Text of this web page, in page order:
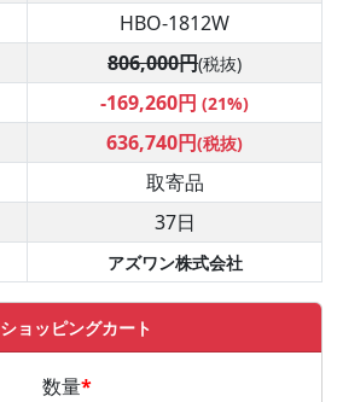
HBO-1812W
806,000円(税抜)
-169,260円 (21%)
636,740円(税抜)
取寄品
37日
アズワン株式会社
ショッピングカート
数量*